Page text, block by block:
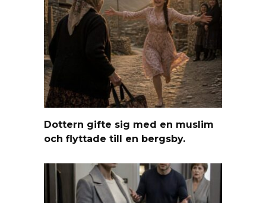
Dottern gifte sig med en muslim
och flyttade till en bergsby.